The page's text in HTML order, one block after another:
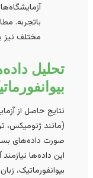
آزمایشگاه‌های
باتجربه. مطالعه
مختلف نیز
تحلیل
بیوانفورماتیک
نتایج حاصل از
(مانند ژنومیکس،
صورت داده‌های بسیار
این داده‌ها نیازمند
بیوانفورماتیک،